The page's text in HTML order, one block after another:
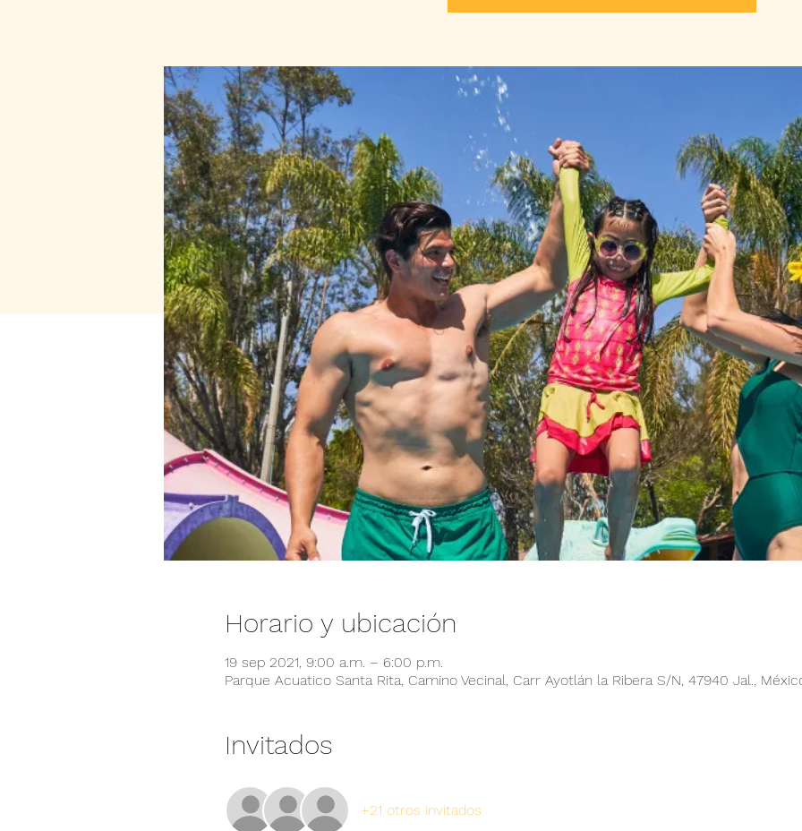
Horario y ubicación
19 sep 2021, 9:00 a.m. – 6:00 p.m.
Parque Acuatico Santa Rita, Camino Vecinal, Carr Ayotlán la Ribera S/N, 47940 Jal.,
Invitados
+21 otros invitados